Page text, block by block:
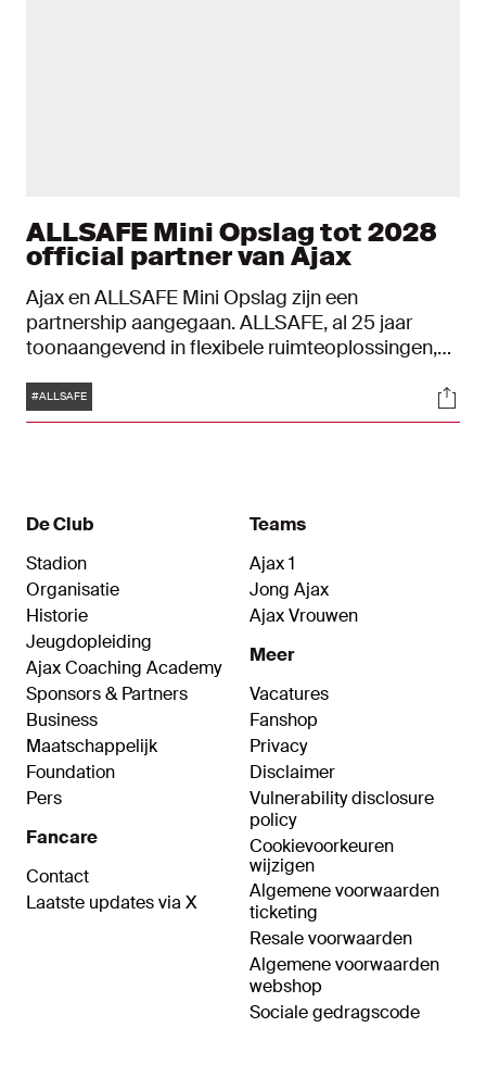
ALLSAFE Mini Opslag tot 2028
official partner van Ajax
Ajax en ALLSAFE Mini Opslag zijn een
partnership aangegaan. ALLSAFE, al 25 jaar
toonaangevend in flexibele ruimteoplossingen,
aan als Official Partner van Ajax. ALLSAFE zal
vanaf komend seizoen prominent zichtbaar zijn
voordelen bij potentiële particuliere en zakelijke
Tags
#ALLSAFE
De Club
Stadion
Organisatie
Historie
Jeugdopleiding
Ajax Coaching Academy
Sponsors & Partners
Business
Maatschappelijk
Foundation
Pers
Fancare
Contact
Laatste updates via X
Teams
Ajax 1
Jong Ajax
Ajax Vrouwen
Meer
Vacatures
Fanshop
Privacy
Disclaimer
Vulnerability disclosure
policy
Cookievoorkeuren
wijzigen
Algemene voorwaarden
ticketing
Resale voorwaarden
Algemene voorwaarden
webshop
Sociale gedragscode